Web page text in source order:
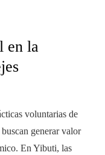
en la
voluntarias de
generar valor
En Yibuti, las